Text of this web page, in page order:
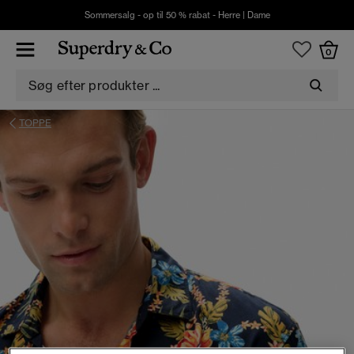
Sommersalg - op til 50 % rabat - Herre| Dame
0
TOPPE